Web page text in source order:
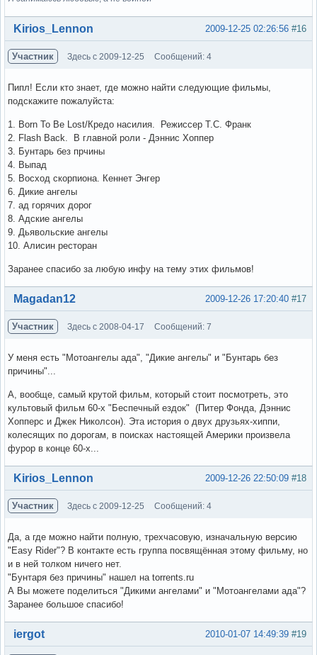
Вне форума #16
2009-12-25 02:26:56
Kirios_Lennon
Участник Здесь с 2009-12-25 Сообщений: 4
Пипл! Если кто знает, где можно найти следующие фильмы,
подскажите пожалуйста:
1. Born To Be Lost/Кредо насилия. Режиссер Т.С. Франк
2. Flash Back. В главной роли - Дэннис Хоппер
3. Бунтарь без прчины
4. Выпад
5. Восход скорпиона. Кеннет Энгер
6. Дикие ангелы
7. ад горячих дорог
8. Адские ангелы
9. Дьявольские ангелы
10. Алисин ресторан
Заранее спасибо за любую инфу на тему этих фильмов!
Вне форума #17
2009-12-26 17:20:40
Magadan12
Участник Здесь с 2008-04-17 Сообщений: 7
У меня есть "Мотоангелы ада", "Дикие ангелы" и "Бунтарь без
причины"...
А, вообще, самый крутой фильм, который стоит посмотреть, это
культовый фильм 60-х "Беспечный ездок" (Питер Фонда, Дэннис
Хопперс и Джек Николсон). Эта история о двух друзьях-хиппи,
колесящих по дорогам, в поисках настоящей Америки произвела
фурор в конце 60-х...
Вне форума #18
2009-12-26 22:50:09
Kirios_Lennon
Участник Здесь с 2009-12-25 Сообщений: 4
Да, а где можно найти полную, трехчасовую, изначальную версию
"Easy Rider"? В контакте есть группа посвящённая этому фильму, но
и в ней толком ничего нет.
"Бунтаря без причины" нашел на torrents.ru
А Вы можете поделиться "Дикими ангелами" и "Мотоангелами ада"?
Заранее большое спасибо!
Вне форума #19
2010-01-07 14:49:39
iergot